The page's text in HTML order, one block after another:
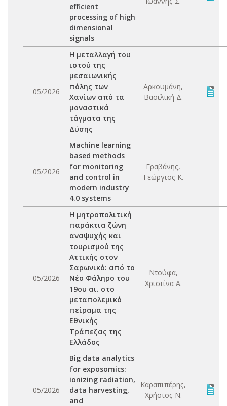
efficient
processing of high
dimensional
signals
05/2026
Η μεταλλαγή του
ιστού της
μεσαιωνικής
πόλης των
Χανίων από τα
μοναστικά
τάγματα της
Δύσης
Αρκουμάνη,
Βασιλική Δ.
05/2026
Machine learning
based methods
for monitoring
and control in
modern industry
4.0 systems
Γραβάνης,
Γεώργιος Κ.
05/2026
Η μητροπολιτική
παράκτια ζώνη
αναψυχής και
τουρισμού της
Αττικής στον
Σαρωνικό: από το
Νέο Φάληρο του
19ου αι. στο
μεταπολεμικό
πείραμα της
Εθνικής
Τράπεζας της
Ελλάδος
Ντούφα,
Χριστίνα Α.
05/2026
Big data analytics
for exposomics:
ionizing radiation,
data harvesting,
and
Καραπιπέρης,
Χρήστος Ν.